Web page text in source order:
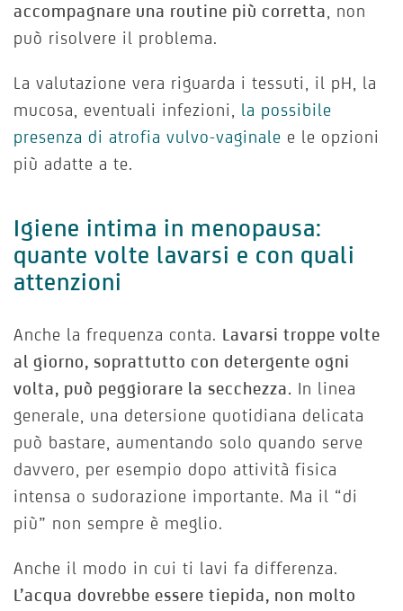
accompagnare una routine più corretta, non
può risolvere il problema.
La valutazione vera riguarda i tessuti, il pH, la
mucosa, eventuali infezioni, la possibile
presenza di atrofia vulvo-vaginale e le opzioni
più adatte a te.
Igiene intima in menopausa:
quante volte lavarsi e con quali
attenzioni
Anche la frequenza conta. Lavarsi troppe volte
al giorno, soprattutto con detergente ogni
volta, può peggiorare la secchezza. In linea
generale, una detersione quotidiana delicata
può bastare, aumentando solo quando serve
davvero, per esempio dopo attività fisica
intensa o sudorazione importante. Ma il “di
più” non sempre è meglio.
Anche il modo in cui ti lavi fa differenza.
L’acqua dovrebbe essere tiepida, non molto